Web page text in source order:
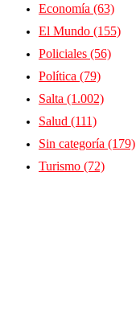
Economía (63)
El Mundo (155)
Policiales (56)
Política (79)
Salta (1.002)
Salud (111)
Sin categoría (179)
Turismo (72)